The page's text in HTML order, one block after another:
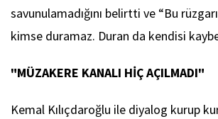
savunulamadığını belirtti ve “Bu
kimse duramaz. Duran da kendisi
"MÜZAKERE KANALI HİÇ AÇILMADI"
Kemal Kılıçdaroğlu ile diyalog kurup